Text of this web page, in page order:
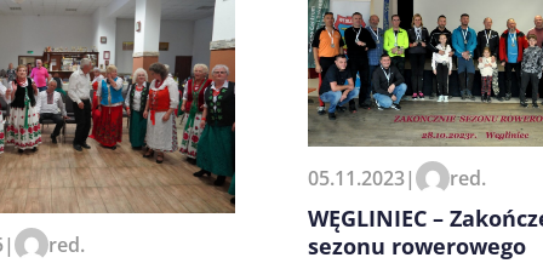
podczas pisania
| red.
05.11.2023| red.
WĘGLINIEC –
sezonu rowerowego